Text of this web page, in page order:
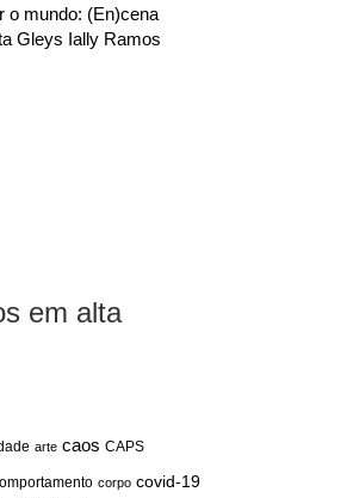
o mundo: (En)cena
Gleys Ially Ramos
em alta
arte caos CAPS
corpo covid-19